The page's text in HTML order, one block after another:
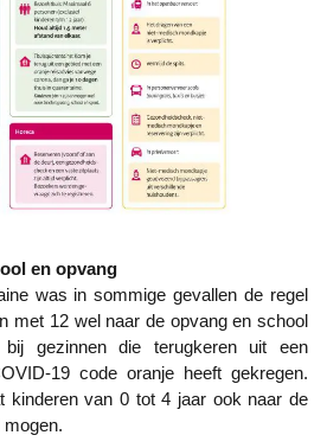
en opvang
was in sommige gevallen de regel
met 12 wel naar de opvang en school
bij gezinnen die terugkeren uit een
19 code oranje heeft gekregen.
kinderen van 0 tot 4 jaar ook naar de